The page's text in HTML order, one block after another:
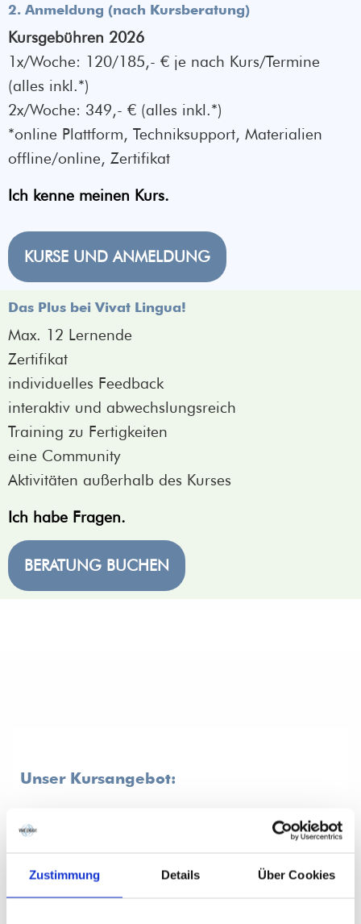
Zustimmung Details Über Cookies
2. Anmeldung (nach Kursberatung)
Kursgebühren 2026
1x/Woche: 120/185,- € je nach Kurs/Termine
(alles inkl.*)
2x/Woche: 349,- € (alles inkl.*)
*online Plattform, Techniksupport, Materialien
offline/online, Zertifikat
Ich kenne meinen Kurs.
KURSE UND ANMELDUNG
Das Plus bei Vivat Lingua!
Max. 12 Lernende
Zertifikat
individuelles Feedback
interaktiv und abwechslungsreich
Training zu Fertigkeiten
eine Community
Aktivitäten außerhalb des Kurses
Ich habe Fragen.
BERATUNG BUCHEN
Unser Kursangebot:
DeutschSommerkurse